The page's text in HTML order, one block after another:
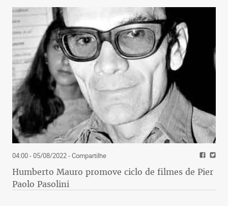
04:00 - 05/08/2022- Compartilhe
Humberto Mauro promove ciclo de filmes de Pier
Paolo Pasolini